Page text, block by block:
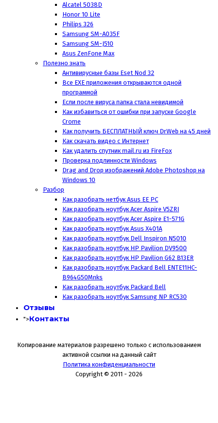
Alcatel 5038D
Honor 10 Lite
Philips 326
Samsung SM-A035F
Samsung SM-J510
Asus ZenFone Max
Полезно знать
Антивирусные базы Eset Nod 32
Все EXE приложения открываются одной
программой
Если после вируса папка стала невидимой
Как избавиться от ошибки при запуске Google
Crome
Как получить БЕСПЛАТНЫЙ ключ DrWeb на 45 дней
Как скачать видео с Интернет
Как удалить спутник mail.ru из FireFox
Проверка подлинности Windows
Drag and Drop изображений Adobe Photoshop на
Windows 10
Разбор
Как разобрать нетбук Asus EE PC
Как разобрать ноутбук Acer Aspire V5ZRI
Как разобрать ноутбук Acer Aspire E1-571G
Как разобрать ноутбук Asus X401A
Как разобрать ноутбук Dell Inspiron N5010
Как разобрать ноутбук HP Pavilion DV9500
Как разобрать ноутбук HP Pavilion G62 B13ER
Как разобрать ноутбук Packard Bell ENTE11HC-
B964G50Mnks
Как разобрать ноутбук Packard Bell
Как разобрать ноутбук Samsung NP RC530
Отзывы
">Контакты
Копирование материалов разрешено только с использованием
активной ссылки на данный сайт
Политика конфиденциальности
Copyright © 2011 - 2026